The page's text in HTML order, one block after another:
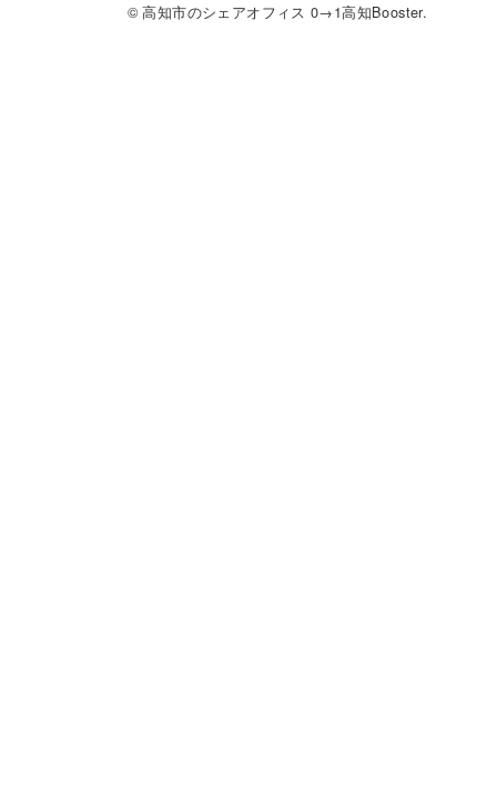
© 高知市のシェアオフィス 0→1高知Booster.